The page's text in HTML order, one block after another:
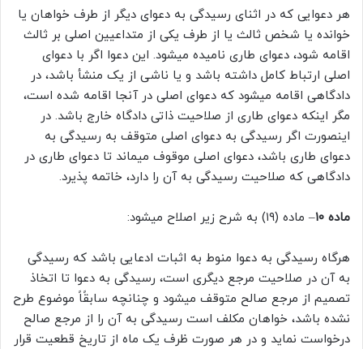
هر دعوایی که در اثنای رسیدگی به دعوای دیگر از طرف خواهان یا
خوانده یا شخص ثالث یا از طرف یکی از متداعیین اصلی بر ثالث
اقامه شود، دعوای طاری نامیده میشود. این دعوا اگر با دعوای
اصلی ارتباط کامل داشته باشد و یا ناشی از یک منشأ باشد، در
دادگاهی اقامه میشود که دعوای اصلی در آنجا اقامه شده است،
مگر اینکه دعوای طاری از صلاحیت ذاتی دادگاه خارج باشد. در
اینصورت اگر رسیدگی به دعوای اصلی متوقف به رسیدگی به
دعوای طاری باشد، دعوای اصلی موقوف میماند تا دعوای طاری در
دادگاهی که صلاحیت رسیدگی به آن را دارد، خاتمه پذیرد.
ماده ۱۰ – ماده (۱۹) به شرح زیر اصلاح میشود:
هرگاه رسیدگی به دعوا منوط به اثبات ادعایی باشد که رسیدگی
به آن در صلاحیت مرجع دیگری است، رسیدگی به دعوا تا اتخاذ
تصمیم از مرجع صالح متوقف میشود و چنانچه سابقًاً موضوع طرح
نشده باشد، خواهان مکلف است رسیدگی به آن را از مرجع صالح
درخواست نماید و در هر صورت ظرف یک ماه از تاریخ قطعیت قرار